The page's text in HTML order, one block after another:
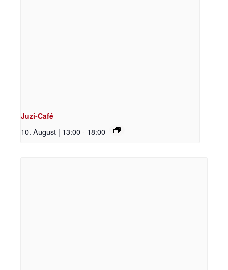
Juzi-Café
10. August | 13:00- 18:00